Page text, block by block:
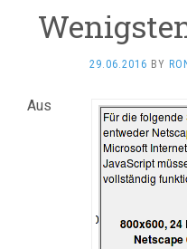
29.06.2016 BY
Aus